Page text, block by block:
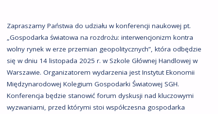
Zapraszamy Państwa do udziału w konferencji naukowej pt.
„Gospodarka światowa na rozdrożu: interwencjonizm kontra
wolny rynek w erze przemian geopolitycznych”, która odbędzie
się w dniu 14 listopada 2025 r. w Szkole Głównej Handlowej w
Warszawie. Organizatorem wydarzenia jest Instytut Ekonomii
Międzynarodowej Kolegium Gospodarki Światowej SGH.
Konferencja będzie stanowić forum dyskusji nad kluczowymi
wyzwaniami, przed którymi stoi współczesna gospodarka